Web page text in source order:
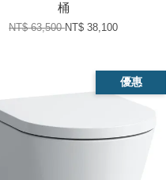
桶
NT$ 63,500NT$ 38,100
優惠